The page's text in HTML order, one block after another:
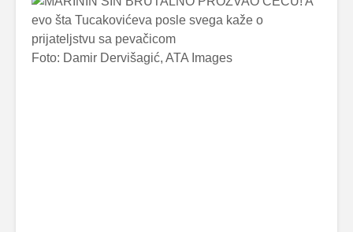
Foto: Damir Dervišagić, ATA Images